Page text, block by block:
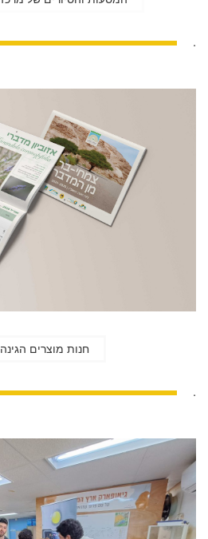
.
חנות מוצרים
.